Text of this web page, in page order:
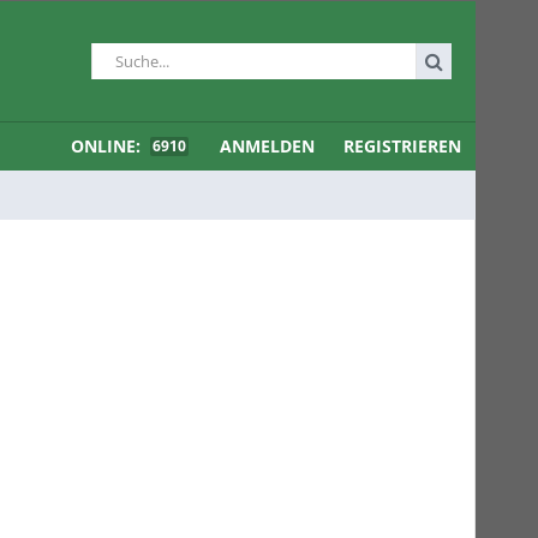
ONLINE: 6910 ANMELDEN REGISTRIEREN